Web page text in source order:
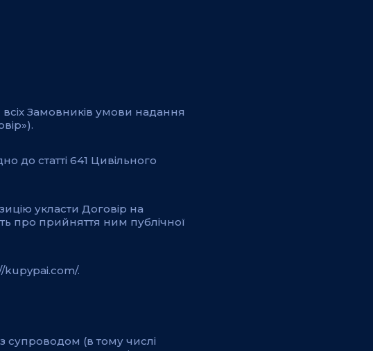
Замовників умови надання
до статті 641 Цивільного
укласти Договір на
про прийняття ним публічної
kupypai.com/.
супроводом (в тому числі